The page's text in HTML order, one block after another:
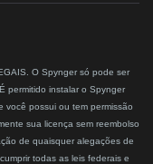
O Spynger só pode ser
permitido instalar o Spynger
você possui ou tem permissão
sua licença sem reembolso
de quaisquer alegações de
todas as leis federais e